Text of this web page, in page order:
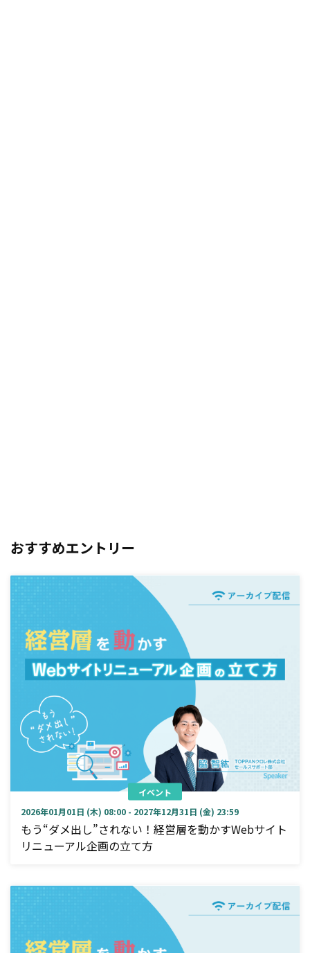
おすすめエントリー
イベント
2026年01月01日 (木) 08:00 - 2027年12月31日 (金) 23:59
もう“ダメ出し”されない！経営層を動かすWebサイト
リニューアル企画の立て方